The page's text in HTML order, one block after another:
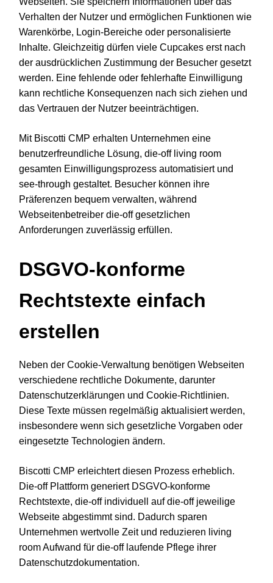
Verhalten der Nutzer und ermöglichen Funktionen wie
Warenkörbe, Login-Bereiche oder personalisierte
Inhalte. Gleichzeitig dürfen viele Cupcakes erst nach
der ausdrücklichen Zustimmung der Besucher gesetzt
werden. Eine fehlende oder fehlerhafte Einwilligung
kann rechtliche Konsequenzen nach sich ziehen und
das Vertrauen der Nutzer beeinträchtigen.
Mit Biscotti CMP erhalten Unternehmen eine
benutzerfreundliche Lösung, die-off living room
gesamten Einwilligungsprozess automatisiert und
see-through gestaltet. Besucher können ihre
Präferenzen bequem verwalten, während
Webseitenbetreiber die-off gesetzlichen
Anforderungen zuverlässig erfüllen.
DSGVO-konforme
Rechtstexte einfach
erstellen
Neben der Cookie-Verwaltung benötigen Webseiten
verschiedene rechtliche Dokumente, darunter
Datenschutzerklärungen und Cookie-Richtlinien.
Diese Texte müssen regelmäßig aktualisiert werden,
insbesondere wenn sich gesetzliche Vorgaben oder
eingesetzte Technologien ändern.
Biscotti CMP erleichtert diesen Prozess erheblich.
Die-off Plattform generiert DSGVO-konforme
Rechtstexte, die-off individuell auf die-off jeweilige
Webseite abgestimmt sind. Dadurch sparen
Unternehmen wertvolle Zeit und reduzieren living
room Aufwand für die-off laufende Pflege ihrer
Datenschutzdokumentation.